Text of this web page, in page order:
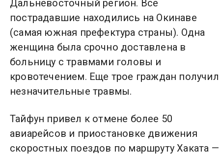
Дальневосточный регион. Все
пострадавшие находились на Окинаве
(самая южная префектура страны). Одна
женщина была срочно доставлена в
больницу с травмами головы и
кровотечением. Еще трое граждан
незначительные травмы.
Тайфун привел к отмене более 50
авиарейсов и приостановке движения
скоростных поездов по маршруту Хаката —